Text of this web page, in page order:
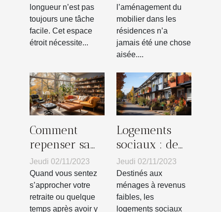
longueur n’est pas
toujours une tâche
facile. Cet espace
étroit nécessite...
l’aménagement du
mobilier dans les
résidences n’a
jamais été une chose
aisée....
Comment
repenser sa
maison
lorsque la
vieillesse
approche ?
Jeudi 02/11/2023
Quand vous sentez
s’approcher votre
retraite ou quelque
temps après avoir y
Logements
sociaux : de
quoi s’agit-il
vraiment ?
Jeudi 02/11/2023
Destinés aux
ménages à revenus
faibles, les
logements sociaux